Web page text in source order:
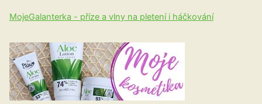
MojeGalanterka - příze a vlny na pletení i háčkování